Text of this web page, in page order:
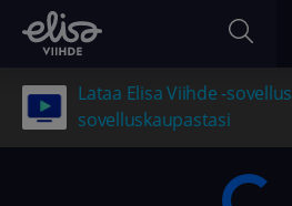
Lataa Elisa Viihde -sovellus
sovelluskaupastasi